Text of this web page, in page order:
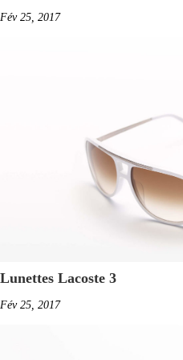
Fév 25, 2017
Lunettes Lacoste 3
Fév 25, 2017